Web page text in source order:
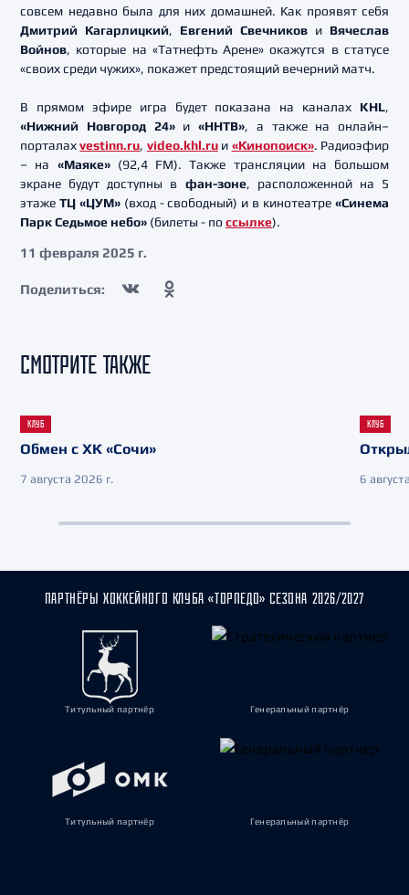
совсем недавно была для них домашней. Как проявят себя
Дмитрий Кагарлицкий, Евгений Свечников и Вячеслав
Войнов, которые на «Татнефть Арене» окажутся в статусе
«своих среди чужих», покажет предстоящий вечерний матч.
В прямом эфире игра будет показана на каналах KHL,
«Нижний Новгород 24»и «ННТВ», а также на онлайн–
порталахvestinn.ru, video.khl.ruи «Кинопоиск». Радиоэфир
– на «Маяке» (92,4 FM). Также трансляции на большом
экране будут доступны в фан-зоне, расположенной на 5
этаже ТЦ «ЦУМ»(вход - свободный) и в кинотеатре«Синема
Парк Седьмое небо» (билеты - по ссылке).
11 февраля 2025 г.
Поделиться:
СМОТРИТЕ ТАКЖЕ
КЛУБ
Обмен с ХК «Сочи»
7 августа 2026 г.
КЛУБ
6
ПАРТНЁРЫ ХОККЕЙНОГО КЛУБА «ТОРПЕДО» СЕЗОНА 2026/2027
Титульный партнёр Генеральный партнёр
Титульный партнёр Генеральный партнёр